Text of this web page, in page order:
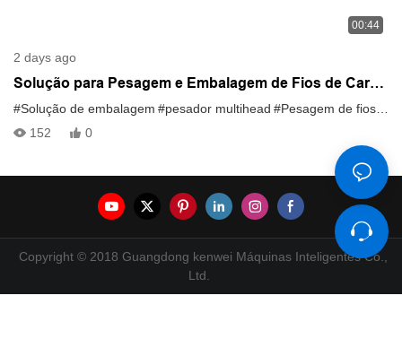
00:44
2 days ago
Solução para Pesagem e Embalagem de Fios de Carne
Suína | Sistema de Pesagem Multicabeças de Alta
Precisão
#Solução de embalagem #pesador multihead #Pesagem de fios de carne de porco
152
0
Copyright © 2018 Guangdong kenwei Máquinas Inteligentes Co.,
Ltd.